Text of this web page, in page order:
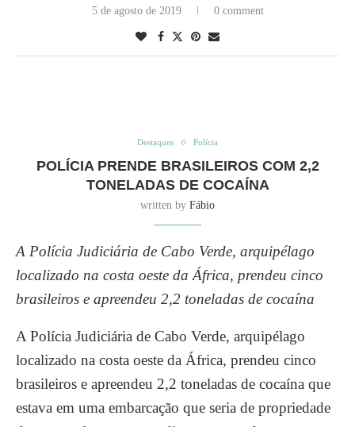
5 de agosto de 2019 0 comment
Destaques Polícia
POLÍCIA PRENDE BRASILEIROS COM 2,2
TONELADAS DE COCAÍNA
written by Fábio
A Polícia Judiciária de Cabo Verde, arquipélago
localizado na costa oeste da África, prendeu cinco
brasileiros e apreendeu 2,2 toneladas de cocaína
A Polícia Judiciária de Cabo Verde, arquipélago
localizado na costa oeste da África, prendeu cinco
brasileiros e apreendeu 2,2 toneladas de cocaína que
estava em uma embarcação que seria de propriedade